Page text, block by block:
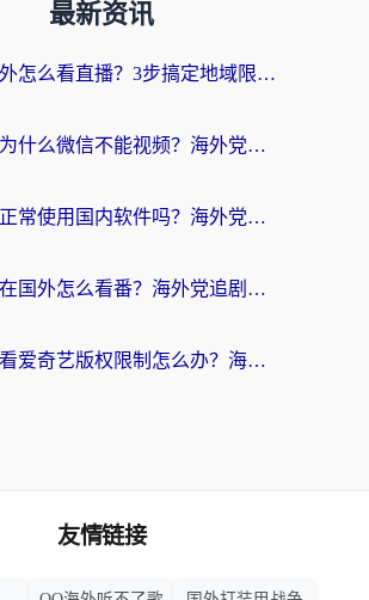
最新资讯
咪咕在海外怎么看直播？3步搞定地域限制，还能畅看腾讯视频与国内热剧
迪拜网络为什么微信不能视频？海外党必看的回国加速全攻略
在国外能正常使用国内软件吗？海外党亲测有效的无缝访问指南
哔哩哔哩在国外怎么看番？海外党追剧看片的终极解决方案
在国外想看爱奇艺版权限制怎么办？海外华人必看的追剧自由指南
友情链接